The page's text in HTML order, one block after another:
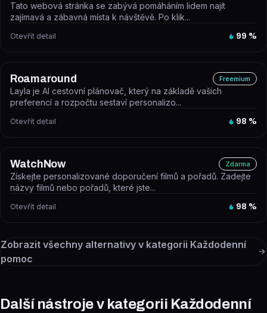
Tato webová stránka se zabývá pomáháním lidem najít
zajímavá a zábavná místa k návštěvě. Po klik...
Otevřít detail 99 %
Roamaround Freemium
Layla je AI cestovní plánovač, který na základě vašich
preferencí a rozpočtu sestaví personalizo...
Otevřít detail 98 %
WatchNow Zdarma
Získejte personalizované doporučení filmů a pořadů. Zadejte
názvy filmů nebo pořadů, které jste...
Otevřít detail 98 %
Zobrazit všechny alternativy v kategorii Každodenní
pomoc
Další nástroje v kategorii Každodenní